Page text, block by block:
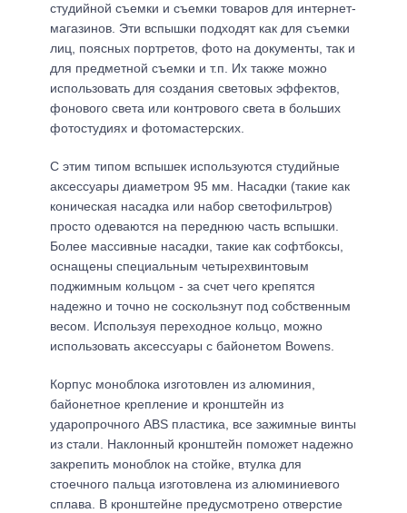
студийной съемки и съемки товаров для интернет-
магазинов. Эти вспышки подходят как для съемки
лиц, поясных портретов, фото на документы, так и
для предметной съемки и т.п. Их также можно
использовать для создания световых эффектов,
фонового света или контрового света в больших
фотостудиях и фотомастерских.
С этим типом вспышек используются студийные
аксессуары диаметром 95 мм. Насадки (такие как
коническая насадка или набор светофильтров)
просто одеваются на переднюю часть вспышки.
Более массивные насадки, такие как софтбоксы,
оснащены специальным четырехвинтовым
поджимным кольцом - за счет чего крепятся
надежно и точно не соскользнут под собственным
весом. Используя переходное кольцо, можно
использовать аксессуары с байонетом Bowens.
Корпус моноблока изготовлен из алюминия,
байонетное крепление и кронштейн из
ударопрочного ABS пластика, все зажимные винты
из стали. Наклонный кронштейн поможет надежно
закрепить моноблок на стойке, втулка для
стоечного пальца изготовлена из алюминиевого
сплава. В кронштейне предусмотрено отверстие